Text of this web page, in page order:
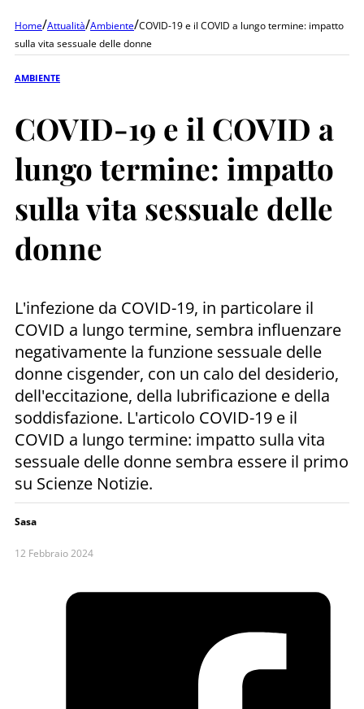
Home/Attualità/Ambiente/COVID-19 e il COVID a lungo termine: impatto
sulla vita sessuale delle donne
AMBIENTE
COVID-19 e il COVID a
lungo termine: impatto
sulla vita sessuale delle
donne
L'infezione da COVID-19, in particolare il
COVID a lungo termine, sembra influenzare
negativamente la funzione sessuale delle
donne cisgender, con un calo del desiderio,
dell'eccitazione, della lubrificazione e della
soddisfazione. L'articolo COVID-19 e il
COVID a lungo termine: impatto sulla vita
sessuale delle donne sembra essere il primo
su Scienze Notizie.
Sasa
12 Febbraio 2024